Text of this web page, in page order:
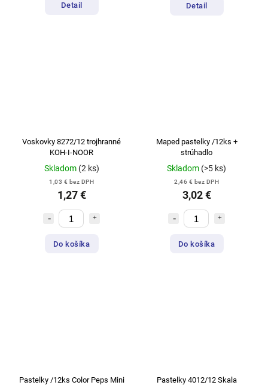
Detail Detail
Voskovky 8272/12 trojhranné
KOH-I-NOOR
Skladom (2 ks)
1,03 € bez DPH
1,27 €
Do košíka
Maped pastelky /12ks +
strúhadlo
Skladom (>5 ks)
2,46 € bez DPH
3,02 €
Do košíka
Pastelky /12ks Color Peps Mini
Pastelky 4012/12 Skala